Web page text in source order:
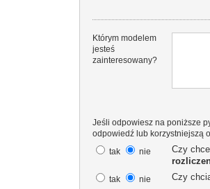
Którym modelem
jesteś
zainteresowany?
Jeśli odpowiesz na poniższe
odpowiedź lub korzystniejszą
tak
nie
Czy
tak nie Czy